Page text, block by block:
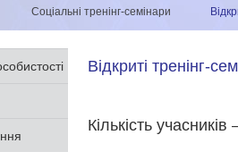
Соціальні тренінг-семінари
Відкриті тренінг-
Кількість учасників